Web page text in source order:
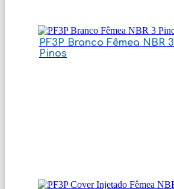
PF3P Branco Fêmea NBR 3
Pinos